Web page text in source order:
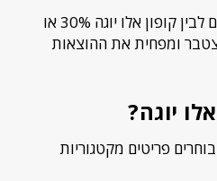
השילוב בין מבצע משלוח חינם לבין קופון אלו יוגה 30% או
מצטבר ומפחית את ההוצאות
יוגה?
פריטים מקטגוריות